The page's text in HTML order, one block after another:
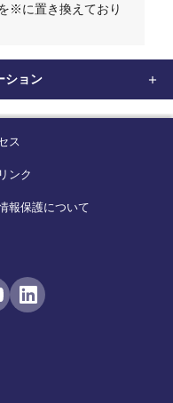
※に置き換えており
ション
ス
ンク
報保護について